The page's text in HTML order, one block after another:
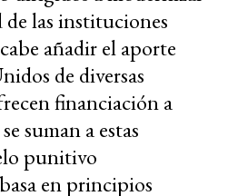
las instituciones
añadir el aporte
de diversas
financiación a
suman a estas
punitivo
en principios